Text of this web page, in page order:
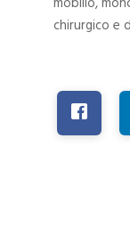
chirurgico e